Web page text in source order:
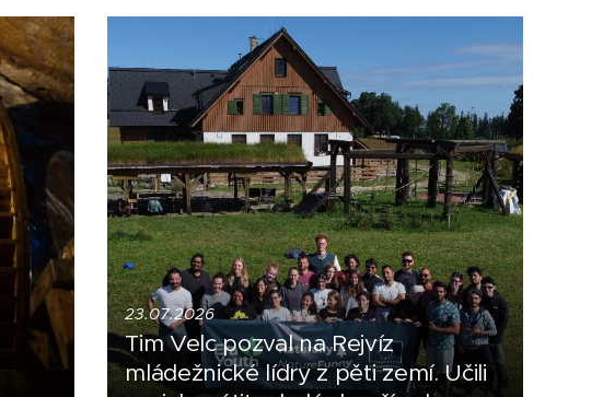
23.07.2026
Tim Velc pozval na Rejvíz
mládežnické lídry z pěti zemí. Učili